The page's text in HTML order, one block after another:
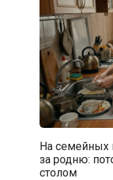
На семейных
за родню:
столом